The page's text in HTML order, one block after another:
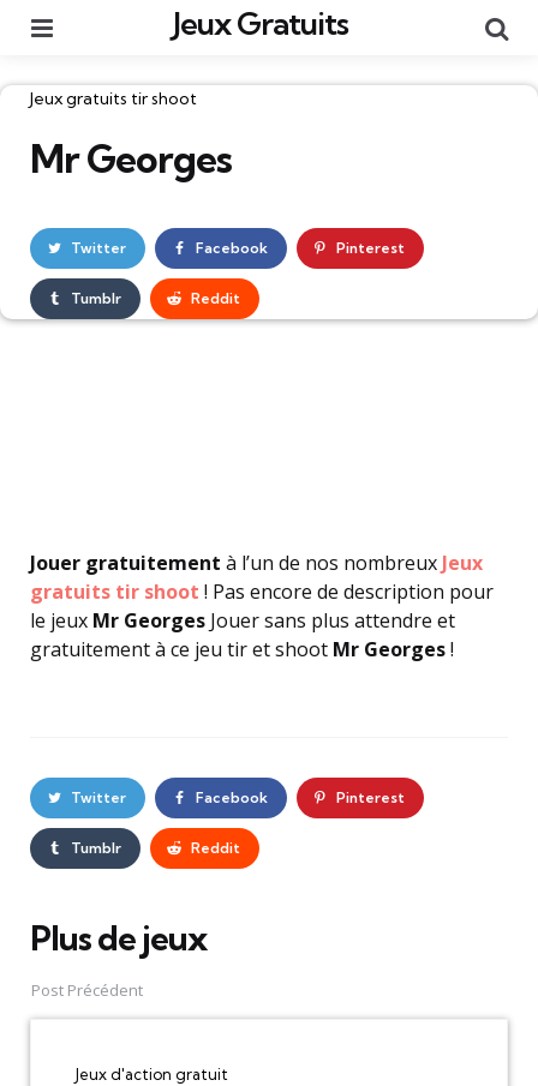
Jeux Gratuits
Catégories
Jeux gratuits tir shoot
Mr Georges
Twitter Facebook Pinterest
Tumblr Reddit
Jouer gratuitement à l’un de nos nombreux Jeux
gratuits tir shoot ! Pas encore de description pour
le jeux Mr Georges Jouer sans plus attendre et
gratuitement à ce jeu tir et shoot Mr Georges!
Twitter Facebook Pinterest
Tumblr Reddit
Plus de jeux
Post
navigation
Post Précédent
Jeux d'action gratuit